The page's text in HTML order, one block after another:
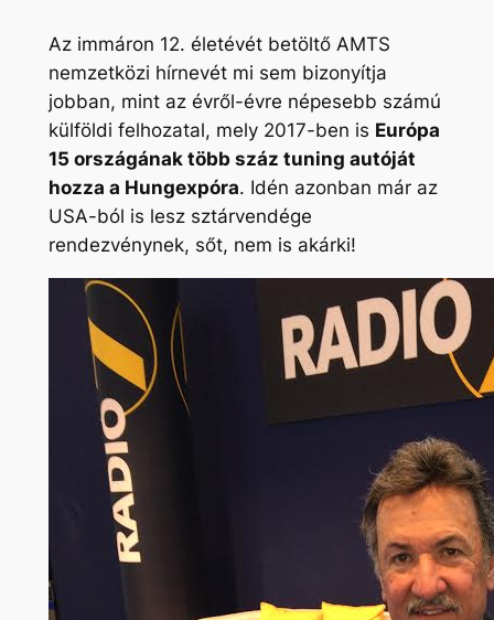
Az immáron 12. életévét betöltő AMTS
nemzetközi hírnevét mi sem bizonyítja
jobban, mint az évről-évre népesebb számú
külföldi felhozatal, mely 2017-ben is Európa
15 országának több száz tuning autóját
hozza a Hungexpóra. Idén azonban már az
USA-ból is lesz sztárvendége
rendezvénynek, sőt, nem is akárki!